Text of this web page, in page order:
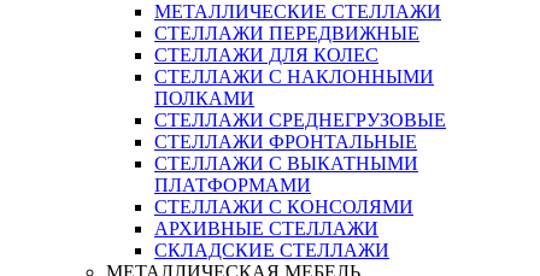
МЕТАЛЛИЧЕСКИЕ СТЕЛЛАЖИ
СТЕЛЛАЖИ ПЕРЕДВИЖНЫЕ
СТЕЛЛАЖИ ДЛЯ КОЛЕС
СТЕЛЛАЖИ С НАКЛОННЫМИ
ПОЛКАМИ
СТЕЛЛАЖИ СРЕДНЕГРУЗОВЫЕ
СТЕЛЛАЖИ ФРОНТАЛЬНЫЕ
СТЕЛЛАЖИ С ВЫКАТНЫМИ
ПЛАТФОРМАМИ
СТЕЛЛАЖИ С КОНСОЛЯМИ
АРХИВНЫЕ СТЕЛЛАЖИ
СКЛАДСКИЕ СТЕЛЛАЖИ
МЕТАЛЛИЧЕСКАЯ МЕБЕЛЬ